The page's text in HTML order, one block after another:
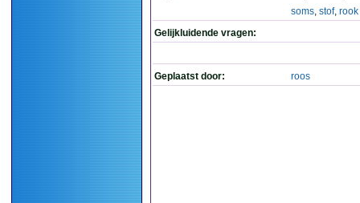
soms, stof, rook
Gelijkluidende vragen:
Geplaatst door: roos